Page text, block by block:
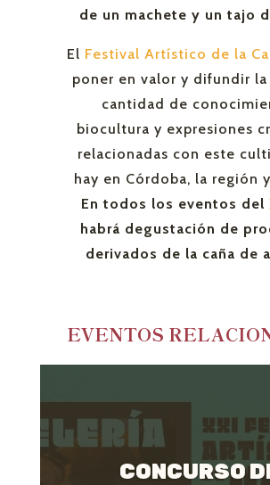
de un machete y un tajo
El Festival Artístico de la
poner en valor y difundir
cantidad de
biocultura y expresiones
relacionadas con este
hay en Córdoba, la región
En todos los eventos del
habrá degustación de
derivados de la caña de
EVENTOS
CONCURSO